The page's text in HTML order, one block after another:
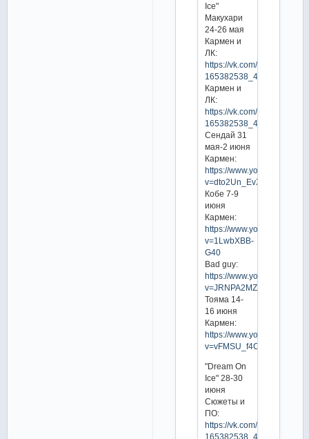
Ice"
Макухари
24-26 мая
Кармен и
ЛК:
https://vk.com/video-
165382538_456240403
Кармен и
ЛК:
https://vk.com/video-
165382538_456240463
Сендай 31
мая-2 июня
Кармен:
https://www.youtube.com/
v=dto2Un_EvXk
Кобе 7-9
июня
Кармен:
https://www.youtube.com/
v=1LwbXBB-
G40
Bad guy:
https://www.youtube.com/
v=JRNPA2MZPUo
Тояма 14-
16 июня
Кармен:
https://www.youtube.com/
v=vFMSU_f4CsQ
"Dream On
Ice" 28-30
июня
Сюжеты и
ПО:
https://vk.com/video-
165382538_456240402